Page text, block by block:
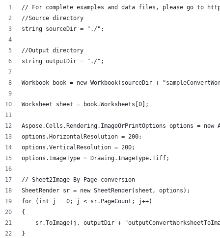
// For complete examples and data files, please go to
//Source directory
string sourceDir = "./";
//Output directory
string outputDir = "./";
Workbook book = new Workbook(sourceDir +
Worksheet sheet = book.Worksheets[0];
Aspose.Cells.Rendering.ImageOrPrintOptions options =
options.HorizontalResolution = 200;
options.VerticalResolution = 200;
options.ImageType = Drawing.ImageType.Tiff;
// Sheet2Image By Page conversion
SheetRender sr = new SheetRender(sheet, options);
for (int j = 0; j < sr.PageCount; j++)
{
sr.ToImage(j, outputDir +
}